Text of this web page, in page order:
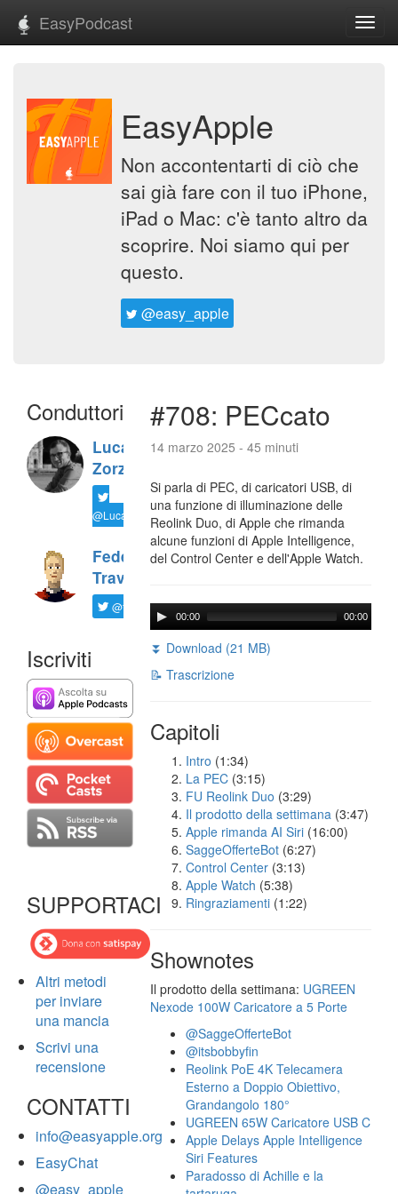
EasyPodcast
EasyApple
Non accontentarti di ciò che
sai già fare con il tuo iPhone,
iPad o Mac: c'è tanto altro da
scoprire. Noi siamo qui per
questo.
@easy_apple
Conduttori
Luca
Zorzi
@LucaTNT
Federico
Travaini
@ftrava
Iscriviti
SUPPORTACI
Altri metodi
per inviare
una mancia
Scrivi una
recensione
CONTATTI
info@easyapple.org
EasyChat
@easy_apple
#708: PECcato
14 marzo 2025 - 45 minuti
Si parla di PEC, di caricatori USB, di
una funzione di illuminazione delle
Reolink Duo, di Apple che rimanda
alcune funzioni di Apple Intelligence,
del Control Center e dell'Apple Watch.
00:00 00:00
⏬ Download (21 MB)
📝 Trascrizione
Capitoli
Intro (1:34)
La PEC (3:15)
FU Reolink Duo (3:29)
Il prodotto della settimana (3:47)
Apple rimanda AI Siri (16:00)
SaggeOfferteBot (6:27)
Control Center (3:13)
Apple Watch (5:38)
Ringraziamenti (1:22)
Shownotes
Il prodotto della settimana: UGREEN
Nexode 100W Caricatore a 5 Porte
@SaggeOfferteBot
@itsbobbyfin
Reolink PoE 4K Telecamera
Esterno a Doppio Obiettivo,
Grandangolo 180°
UGREEN 65W Caricatore USB C
Apple Delays Apple Intelligence
Siri Features
Paradosso di Achille e la